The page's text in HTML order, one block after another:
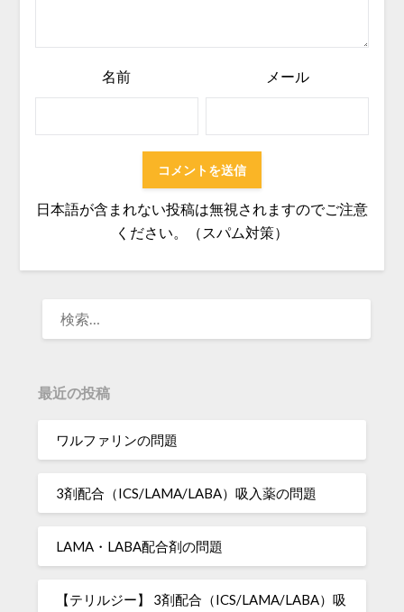
名前 メール
日本語が含まれない投稿は無視されますのでご注意
ください。（スパム対策）
最近の投稿
ワルファリンの問題
3剤配合（ICS/LAMA/LABA）吸入薬の問題
LAMA・LABA配合剤の問題
【テリルジー】 3剤配合（ICS/LAMA/LABA）吸